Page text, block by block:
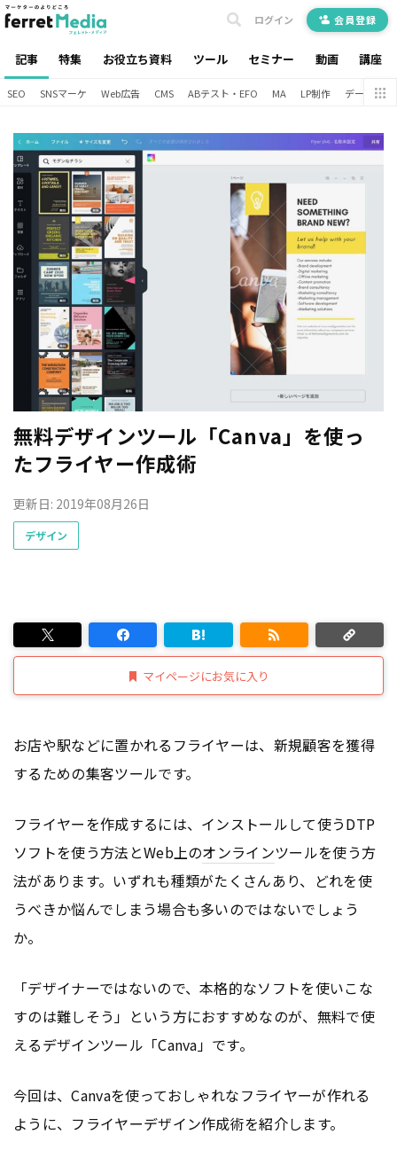
記事 特集 お役立ち資料 ツール セミナー 動画 講座
ログイン 会員登録
SEO SNSマーケ Web広告 CMS ABテスト・EFO MA LP制作 データ分析
無料デザインツール「Canva」を使っ
たフライヤー作成術
更新日: 2019年08月26日
デザイン
マイページにお気に入り
お店や駅などに置かれるフライヤーは、新規顧客を獲得
するための集客ツールです。
フライヤーを作成するには、インストールして使うDTP
ソフトを使う方法とWeb上のオンラインツールを使う方
法があります。いずれも種類がたくさんあり、どれを使
うべきか悩んでしまう場合も多いのではないでしょう
か。
「デザイナーではないので、本格的なソフトを使いこな
すのは難しそう」という方におすすめなのが、無料で使
えるデザインツール「Canva」です。
今回は、Canvaを使っておしゃれなフライヤーが作れる
ように、フライヤーデザイン作成術を紹介します。